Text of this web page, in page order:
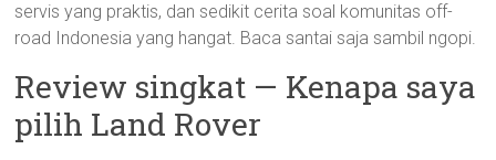
servis yang praktis, dan sedikit cerita soal komunitas off-
road Indonesia yang hangat. Baca santai saja sambil ngopi.
Review singkat — Kenapa saya
pilih Land Rover